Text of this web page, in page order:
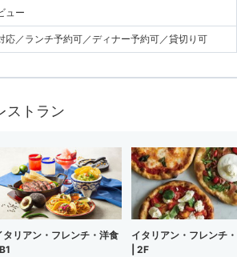
ュー
応／ランチ予約可／ディナー予約可／貸切り可
ストラン
タリアン・フレンチ・洋食
B1
イタリアン・フレンチ
| 2F